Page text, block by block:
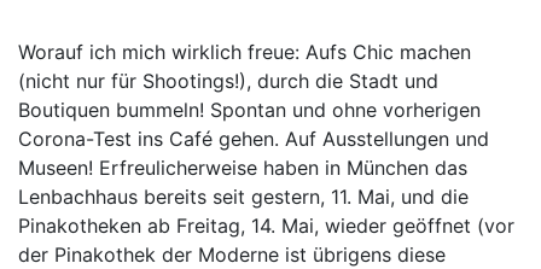
Worauf ich mich wirklich freue: Aufs Chic machen
(nicht nur für Shootings!), durch die Stadt und
Boutiquen bummeln! Spontan und ohne vorherigen
Corona-Test ins Café gehen. Auf Ausstellungen und
Museen! Erfreulicherweise haben in München das
Lenbachhaus bereits seit gestern, 11. Mai, und die
Pinakotheken ab Freitag, 14. Mai, wieder geöffnet (vor
der Pinakothek der Moderne ist übrigens diese